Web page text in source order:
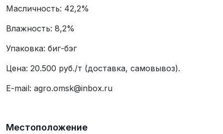
Масличность: 42,2%
Влажность: 8,2%
Упаковка: биг-бэг
Цена: 20.500 руб./т (доставка, самовывоз).
E-mail: agro.omsk@inbox.ru
Местоположение